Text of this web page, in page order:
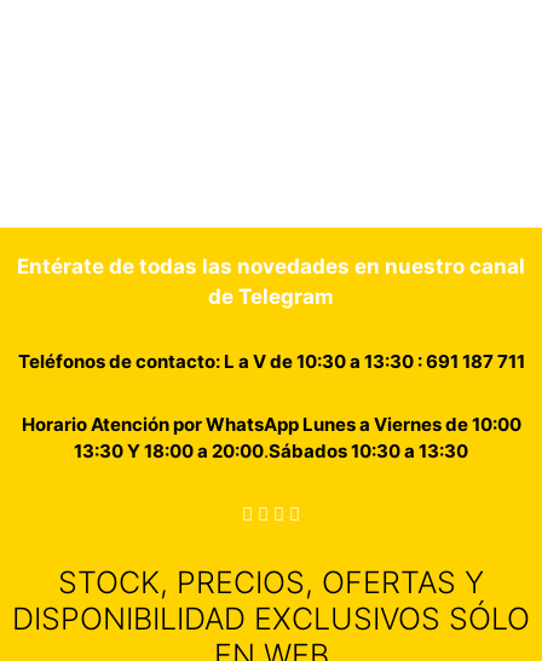
Entérate de todas las novedades en nuestro canal
de Telegram
Teléfonos de contacto: L a V de 10:30 a 13:30 : 691 187 711
Horario Atención por WhatsApp Lunes a Viernes de 10:00
13:30 Y 18:00 a 20:00.Sábados 10:30 a 13:30
STOCK, PRECIOS, OFERTAS Y
DISPONIBILIDAD EXCLUSIVOS SÓLO